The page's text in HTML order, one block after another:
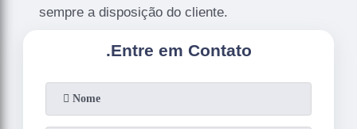
sempre a disposição do cliente.
.Entre em Contato